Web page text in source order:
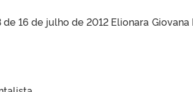
de 16 de julho de 2012 Elionara Giovana